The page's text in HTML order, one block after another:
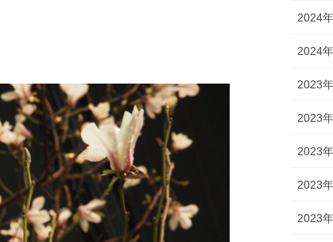
2024
2024
2023
2023
2023
2023
2023